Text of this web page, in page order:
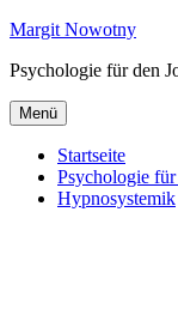
Inhalte
Margit Nowotny
Psychologie für den
Menü
Startseite
Psychologie
Hypnosystemik